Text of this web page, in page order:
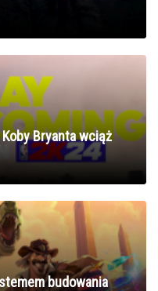
Bryanta wciąż
budowania